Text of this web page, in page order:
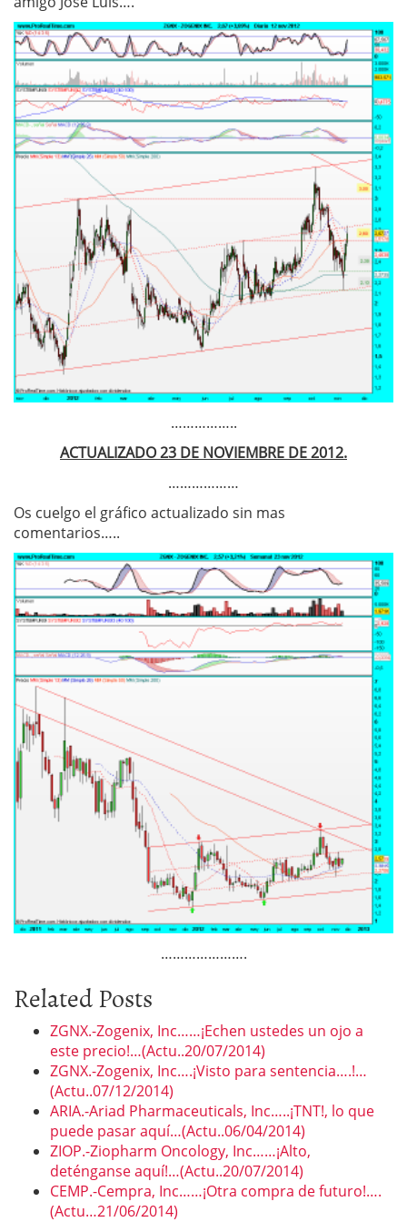
……………..
ACTUALIZADO 23 DE NOVIEMBRE DE 2012.
………………
Os cuelgo el gráfico actualizado sin mas
comentarios…..
………………….
Related Posts
ZGNX.-Zogenix, Inc……¡Echen ustedes un ojo a
este precio!…(Actu..20/07/2014)
ZGNX.-Zogenix, Inc….¡Visto para sentencia….!…
(Actu..07/12/2014)
ARIA.-Ariad Pharmaceuticals, Inc…..¡TNT!, lo que
puede pasar aquí…(Actu..06/04/2014)
ZIOP.-Ziopharm Oncology, Inc……¡Alto,
deténganse aquí!…(Actu..20/07/2014)
CEMP.-Cempra, Inc……¡Otra compra de futuro!….
(Actu…21/06/2014)